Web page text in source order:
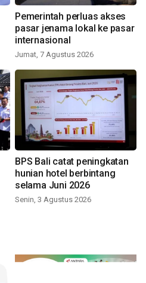
Pemerintah perluas akses
pasar jenama lokal ke pasar
internasional
Jumat, 7 Agustus 2026
BPS Bali catat peningkatan
hunian hotel berbintang
selama Juni 2026
Senin, 3 Agustus 2026